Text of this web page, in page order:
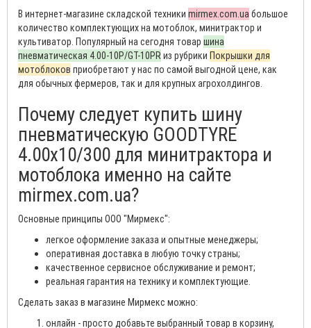
В интернет-магазине складской техники mirmex.com.ua большое
количество комплектующих на мотоблок, минитрактор и
культиватор. Популярный на сегодня товар шина
пневматическая 4.00-10P/GT-10PRиз рубрики Покрышки для
мотоблоков приобретают у нас по самой выгодной цене, как
для обычных фермеров, так и для крупных агрохолдингов.
Почему следует купить шину
пневматическую GOODTYRE
4.00х10/300 для минитрактора и
мотоблока именно на сайте
mirmex.com.ua?
Основные принципы ООО "Мирмекс":
легкое оформление заказа и опытные менеджеры;
оперативная доставка в любую точку страны;
качественное сервисное обслуживание и ремонт;
реальная гарантия на технику и комплектующие.
Сделать заказ в магазине Мирмекс можно:
онлайн - просто добавьте выбранный товар в корзину,